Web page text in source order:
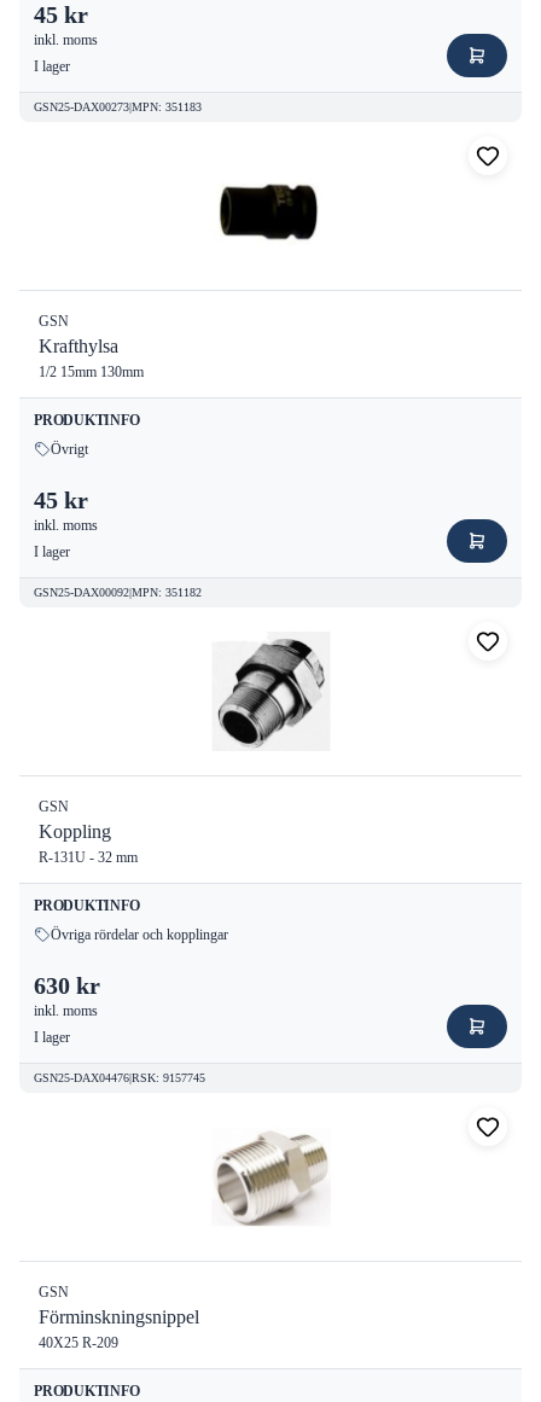
45 kr
inkl. moms
I lager
GSN25-DAX00273|MPN: 351183
GSN
Krafthylsa
1/2 15mm 130mm
PRODUKTINFO
Övrigt
45 kr
inkl. moms
I lager
GSN25-DAX00092|MPN: 351182
GSN
Koppling
R-131U - 32 mm
PRODUKTINFO
Övriga rördelar och kopplingar
630 kr
inkl. moms
I lager
GSN25-DAX04476|RSK: 9157745
GSN
Förminskningsnippel
40X25 R-209
PRODUKTINFO